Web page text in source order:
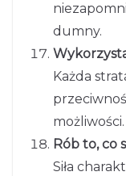
dumny.
Każda
możliwości.
Rób to, co
Siła